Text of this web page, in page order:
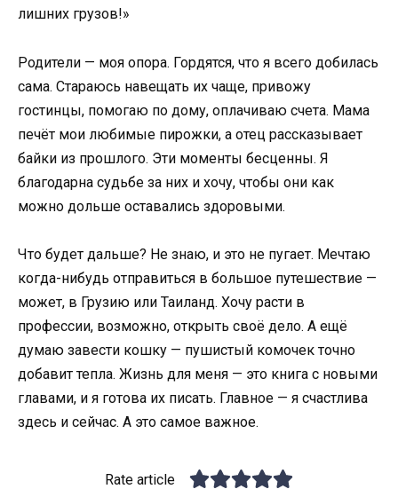
лишних грузов!»
Родители — моя опора. Гордятся, что я всего добилась
сама. Стараюсь навещать их чаще, привожу
гостинцы, помогаю по дому, оплачиваю счета. Мама
печёт мои любимые пирожки, а отец рассказывает
байки из прошлого. Эти моменты бесценны. Я
благодарна судьбе за них и хочу, чтобы они как
можно дольше оставались здоровыми.
Что будет дальше? Не знаю, и это не пугает. Мечтаю
когда-нибудь отправиться в большое путешествие —
может, в Грузию или Таиланд. Хочу расти в
профессии, возможно, открыть своё дело. А ещё
думаю завести кошку — пушистый комочек точно
добавит тепла. Жизнь для меня — это книга с новыми
главами, и я готова их писать. Главное — я счастлива
здесь и сейчас. А это самое важное.
Rate article